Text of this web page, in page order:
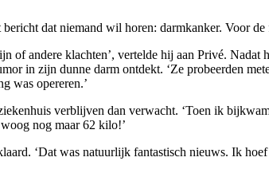
dat niemand wil horen: darmkanker. Voor
of andere klachten’, vertelde hij aan Privé.
in zijn dunne darm ontdekt. ‘Ze probeerden
was opereren.’
verblijven dan verwacht. ‘Toen ik
nog maar 62 kilo!’
‘Dat was natuurlijk fantastisch nieuws. Ik